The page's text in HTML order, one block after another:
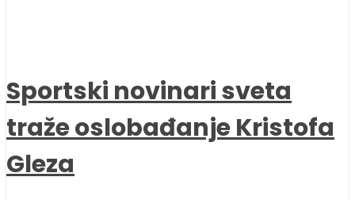
Sportski novinari sveta
traže oslobađanje Kristofa
Gleza